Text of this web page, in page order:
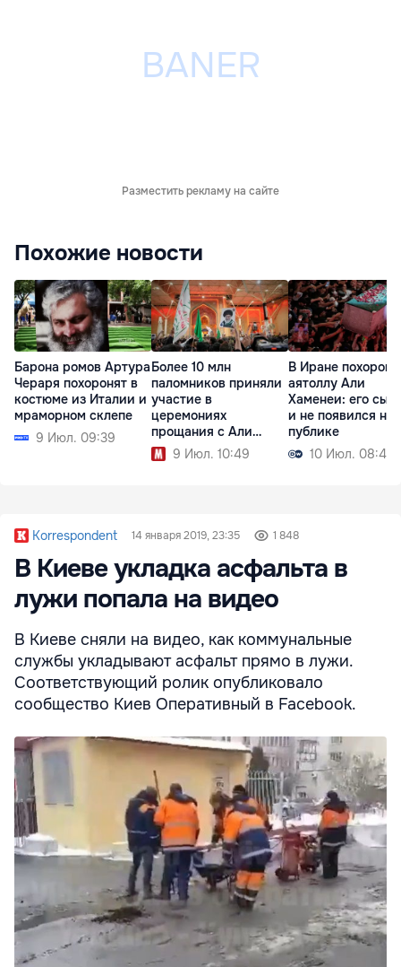
Разместить рекламу на сайте
Похожие новости
Барона ромов Артура
Чераря похоронят в
костюме из Италии и
мраморном склепе
9 Июл. 09:39
Более 10 млн
паломников приняли
участие в
церемониях
прощания с Али
Хаменеи
9 Июл. 10:49
В Иране
аятоллу Али
Хаменеи: его сын
и не появился на
публике
10 Июл. 08:42
Korrespondent 14 января 2019, 23:35 1 848
В Киеве укладка асфальта в
лужи попала на видео
В Киеве сняли на видео, как коммунальные
службы укладывают асфальт прямо в лужи.
Соответствующий ролик опубликовало
сообщество Киев Оперативный в Facebook.